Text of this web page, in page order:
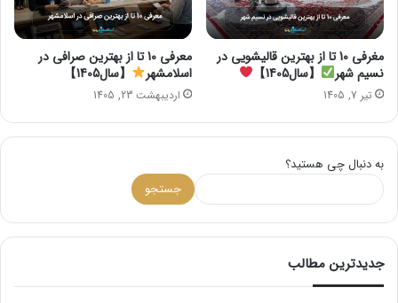
مغرفی 10 تا از بهترین قالیشویی در
نسیم شهر
【سال1405】
تیر 7, 1405
معرفی 10 تا از بهترین صرافی در
اسلامشهر
【سال1405】
اردیبهشت 23, 1405
به دنبال چی هستید؟
جستجو
جدیدترین مطالب